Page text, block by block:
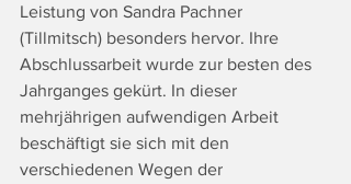
Leistung von Sandra Pachner
(Tillmitsch) besonders hervor. Ihre
Abschlussarbeit wurde zur besten des
Jahrganges gekürt. In dieser
mehrjährigen aufwendigen Arbeit
beschäftigt sie sich mit den
verschiedenen Wegen der